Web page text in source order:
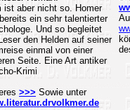
ist aber nicht so. Homer
ein sehr talentierter
Und so begleitet
den Helden auf seiner
einmal von einer
Seite. Eine Art antiker
Krimi
>>> Sowie unter